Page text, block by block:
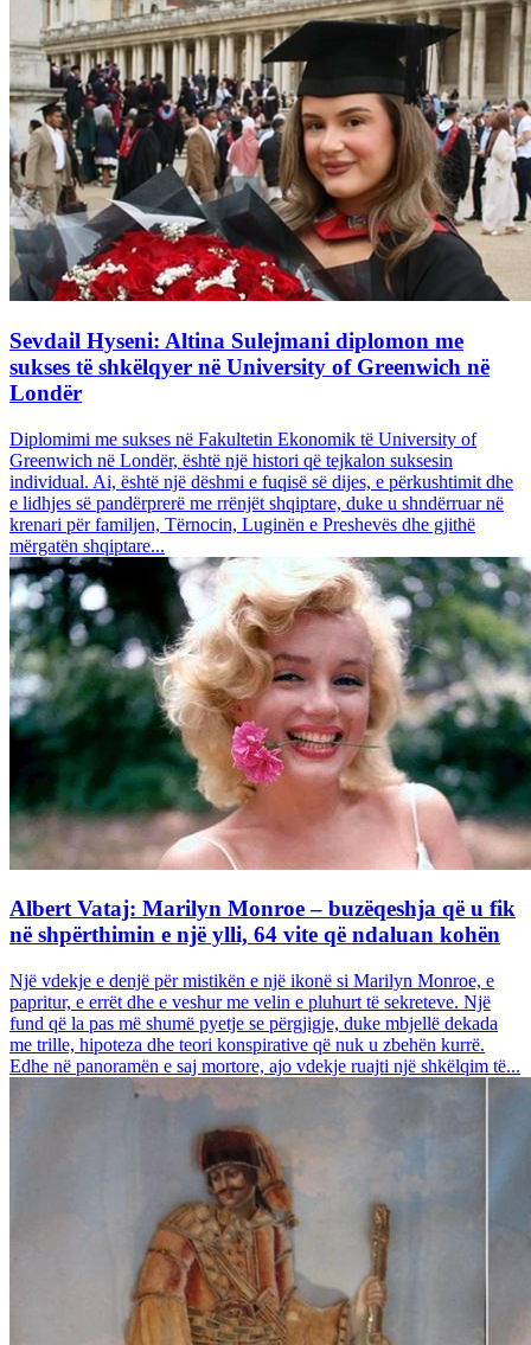
Sevdail Hyseni: Altina Sulejmani diplomon me
sukses të shkëlqyer në University of Greenwich në
Londër
Diplomimi me sukses në Fakultetin Ekonomik të University of
Greenwich në Londër, është një histori që tejkalon suksesin
individual. Ai, është një dëshmi e fuqisë së dijes, e përkushtimit dhe
e lidhjes së pandërprerë me rrënjët shqiptare, duke u shndërruar në
krenari për familjen, Tërnocin, Luginën e Preshevës dhe gjithë
mërgatën shqiptare...
Albert Vataj: Marilyn Monroe – buzëqeshja që u fik
në shpërthimin e një ylli, 64 vite që ndaluan kohën
Një vdekje e denjë për mistikën e një ikonë si Marilyn Monroe, e
papritur, e errët dhe e veshur me velin e pluhurt të sekreteve. Një
fund që la pas më shumë pyetje se përgjigje, duke mbjellë dekada
me trille, hipoteza dhe teori konspirative që nuk u zbehën kurrë.
Edhe në panoramën e saj mortore, ajo vdekje ruajti një shkëlqim të...